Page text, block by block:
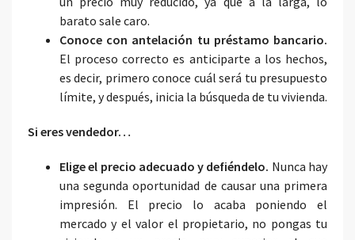
barato sale caro.
Conoce con antelación tu préstamo bancario.
El proceso correcto es anticiparte a los hechos,
es decir, primero conoce cuál será tu presupuesto
límite, y después, inicia la búsqueda de tu vivienda.
Si eres vendedor…
Elige el precio adecuado y defiéndelo. Nunca hay
una segunda oportunidad de causar una primera
impresión. El precio lo acaba poniendo el
mercado y el valor el propietario, no pongas tu